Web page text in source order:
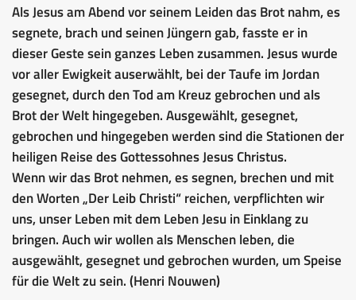
Als Jesus am Abend vor seinem Leiden das Brot nahm, es
segnete, brach und seinen Jüngern gab, fasste er in
dieser Geste sein ganzes Leben zusammen. Jesus wurde
vor aller Ewigkeit auserwählt, bei der Taufe im Jordan
gesegnet, durch den Tod am Kreuz gebrochen und als
Brot der Welt hingegeben. Ausgewählt, gesegnet,
gebrochen und hingegeben werden sind die Stationen der
heiligen Reise des Gottessohnes Jesus Christus.
Wenn wir das Brot nehmen, es segnen, brechen und mit
den Worten „Der Leib Christi“ reichen, verpflichten wir
uns, unser Leben mit dem Leben Jesu in Einklang zu
bringen. Auch wir wollen als Menschen leben, die
ausgewählt, gesegnet und gebrochen wurden, um Speise
für die Welt zu sein. (Henri Nouwen)